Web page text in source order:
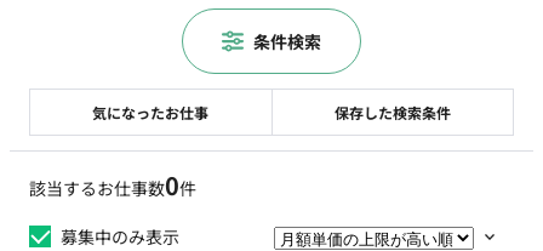
該当するお仕事数0件
募集中のみ表示
気になったお仕事 保存した検索条件
条件検索